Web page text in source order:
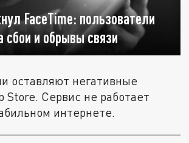
FaceTime: пользователи
и обрывы связи
оставляют негативные
Store. Сервис не работает
интернете.